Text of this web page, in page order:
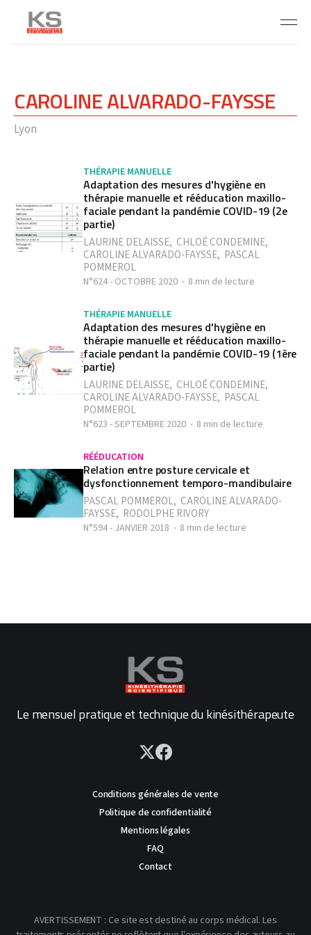
CAROLINE ALVARADO-FAYSSE
Lyon
THÉRAPIE MANUELLE
Adaptation des mesures d'hygiène en
thérapie manuelle et rééducation maxillo-
faciale pendant la pandémie COVID-19 (2e
partie)
LAURINE DELAISSE, CHLOÉ CONDEMINE,
CAROLINE ALVARADO-FAYSSE, PASCAL
POMMEROL
N°624 - OCTOBRE 2020 8 min de lecture
THÉRAPIE MANUELLE
Adaptation des mesures d'hygiène en
thérapie manuelle et rééducation maxillo-
faciale pendant la pandémie COVID-19 (1ère
partie)
LAURINE DELAISSE, CHLOÉ CONDEMINE,
CAROLINE ALVARADO-FAYSSE, PASCAL
POMMEROL
N°623 - SEPTEMBRE 2020 8 min de lecture
RÉÉDUCATION
Relation entre posture cervicale et
dysfonctionnement temporo-mandibulaire
PASCAL POMMEROL, CAROLINE ALVARADO-
FAYSSE, RODOLPHE RIVORY
N°594 - JANVIER 2018 8 min de lecture
Le mensuel pratique et technique du kinésithérapeute
Conditions générales de vente
Politique de confidentialité
Mentions légales
FAQ
Contact
AVERTISSEMENT : Ce site est destiné au corps médical. Les